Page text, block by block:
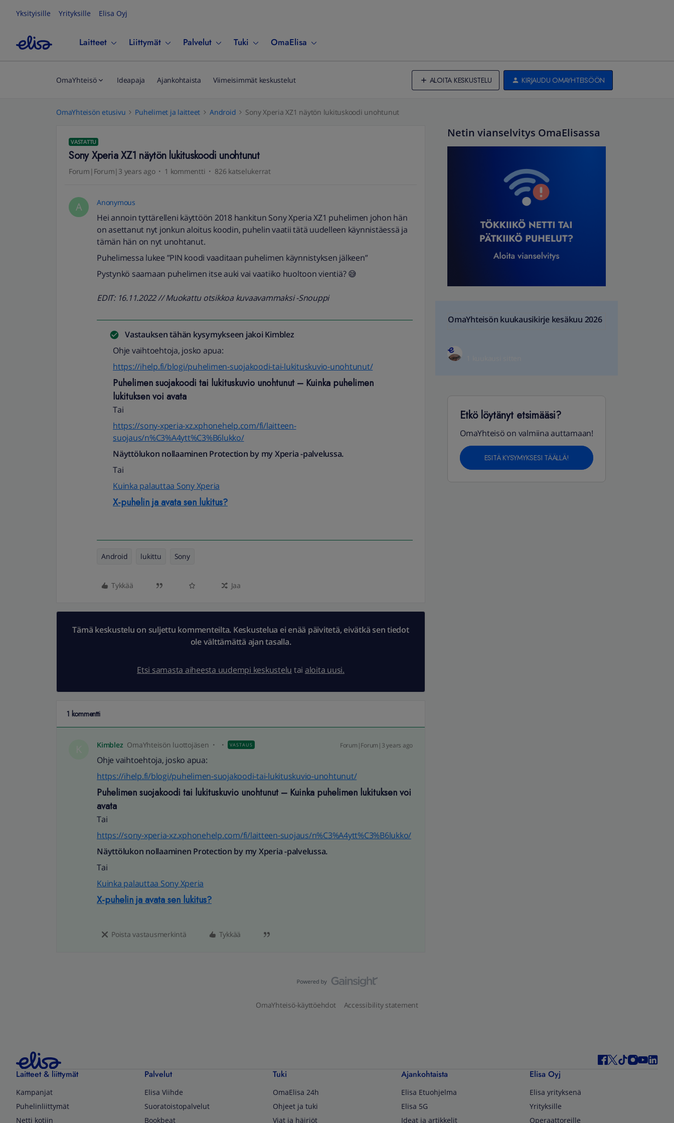
Yksityisille Yrityksille Elisa Oyj
Laitteet Liittymät Palvelut Tuki OmaElisa
OmaYhteisö Ideapaja Ajankohtaista Viimeisimmät keskustelut ALOITA KESKUSTELU KIRJAUDU OMAYHTEISÖÖN
OmaYhteisön etusivu Puhelimet ja laitteet Android Sony Xperia XZ1 näytön lukituskoodi unohtunut
VASTATTU
Sony Xperia XZ1 näytön lukituskoodi unohtunut
Forum|Forum|3 years ago 1 kommentti 826 katselukerrat
A Anonymous
Hei annoin tyttärelleni käyttöön 2018 hankitun Sony Xperia XZ1 puhelimen johon hän
on asettanut nyt jonkun aloitus koodin, puhelin vaatii tätä uudelleen käynnistäessä ja
tämän hän on nyt unohtanut.
Puhelimessa lukee ”PIN koodi vaaditaan puhelimen käynnistyksen jälkeen”
Pystynkö saamaan puhelimen itse auki vai vaatiiko huoltoon vientiä? 😅
EDIT: 16.11.2022 // Muokattu otsikkoa kuvaavammaksi -Snouppi
Vastauksen tähän kysymykseen jakoi Kimblez
Ohje vaihtoehtoja, josko apua:
https://ihelp.fi/blogi/puhelimen-suojakoodi-tai-lukituskuvio-unohtunut/
Puhelimen suojakoodi tai lukituskuvio unohtunut – Kuinka puhelimen
lukituksen voi avata
Tai
https://sony-xperia-xz.xphonehelp.com/fi/laitteen-
suojaus/n%C3%A4ytt%C3%B6lukko/
Näyttölukon nollaaminen Protection by my Xperia -palvelussa.
Tai
Kuinka palauttaa Sony Xperia
X-puhelin ja avata sen lukitus?
Android lukittu Sony
Tykkää Jaa
Tämä keskustelu on suljettu kommenteilta. Keskustelua ei enää päivitetä, eivätkä sen tiedot
ole välttämättä ajan tasalla.
Etsi samasta aiheesta uudempi keskustelu tai aloita uusi.
1 kommentti
Kimblez OmaYhteisön luottojäsen VASTAUS Forum|Forum|3 years ago
Ohje vaihtoehtoja, josko apua:
https://ihelp.fi/blogi/puhelimen-suojakoodi-tai-lukituskuvio-unohtunut/
Puhelimen suojakoodi tai lukituskuvio unohtunut – Kuinka puhelimen lukituksen voi
avata
Tai
https://sony-xperia-xz.xphonehelp.com/fi/laitteen-suojaus/n%C3%A4ytt%C3%B6lukko/
Näyttölukon nollaaminen Protection by my Xperia -palvelussa.
Tai
Kuinka palauttaa Sony Xperia
X-puhelin ja avata sen lukitus?
Poista vastausmerkintä Tykkää
Netin vianselvitys OmaElisassa
OmaYhteisön kuukausikirje kesäkuu 2026
Etkö löytänyt etsimääsi?
OmaYhteisö on valmiina auttamaan!
ESITÄ KYSYMYKSESI TÄÄLLÄ!
OmaYhteisö-käyttöehdot Accessibility statement
Laitteet & liittymät
Kampanjat
Puhelinliittymät
Netti kotiin
Palvelut
Elisa Viihde
Suoratoistopalvelut
Bookbeat
Tuki
OmaElisa 24h
Ohjeet ja tuki
Viat ja häiriöt
Ajankohtaista
Elisa Etuohjelma
Elisa 5G
Ideat ja artikkelit
Elisa Oyj
Elisa yrityksenä
Yrityksille
Operaattoreille